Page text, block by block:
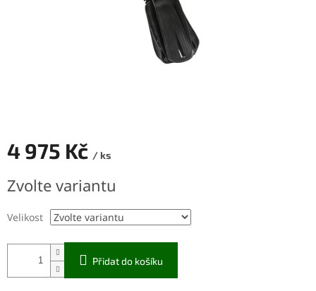
4 975 Kč / ks
cena:
Zvolte variantu
Velikost
Přidat do košíku